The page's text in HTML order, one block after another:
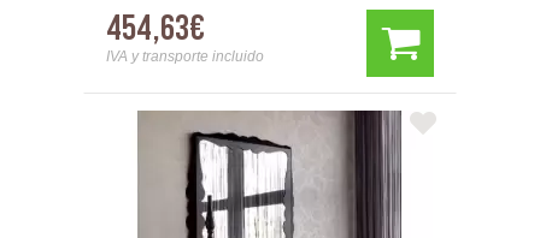
454,63€
IVA y transporte incluido